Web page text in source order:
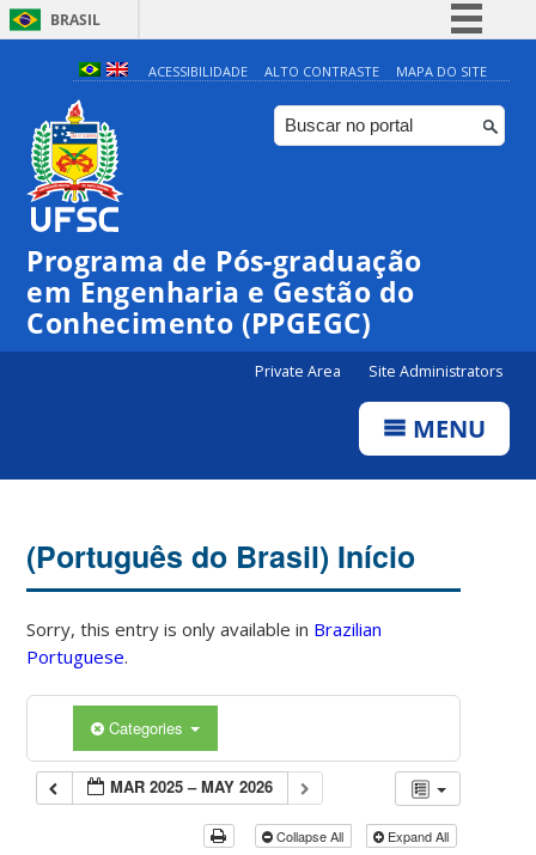
BRASIL
Simplifique!
Comunica BR
Participe
Canais
ACESSIBILIDADE ALTO CONTRASTE MAPA DO SITE
Programa de Pós-graduação
em Engenharia e Gestão do
Conhecimento (PPGEGC)
Private Area Site Administrators
MENU
(Português do Brasil) Início
Sorry, this entry is only available in Brazilian
Portuguese.
Categories
MAR 2025 – MAY 2026
Collapse All Expand All